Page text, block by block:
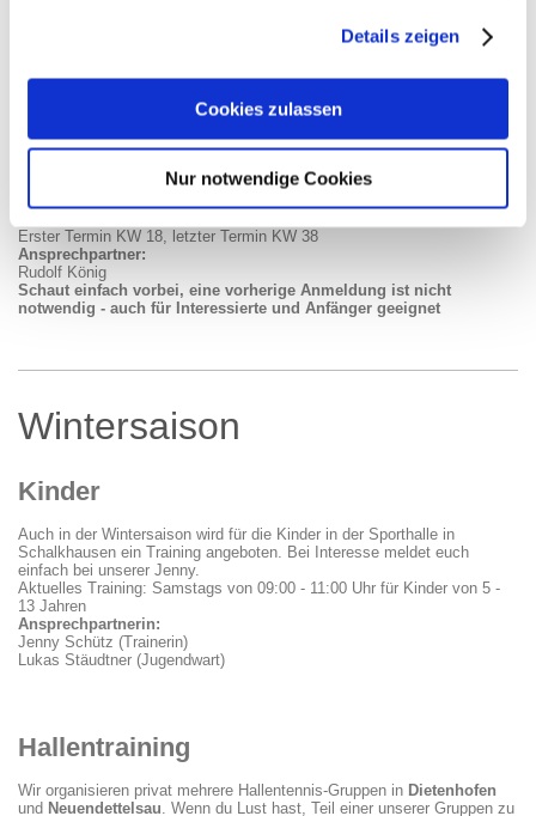
Details zeigen
Cookies zulassen
Nur notwendige Cookies
Die Einteilung erfolgt durch die Trainerin und wird jede Saison neu
Jenny Schütz (Trainerin)
Lukas Stäudtner (Jugendwart)
Spieltreff mit Betreuung
Erster Termin KW 18, letzter Termin KW 38
Ansprechpartner:
Rudolf König
Schaut einfach vorbei, eine vorherige Anmeldung ist nicht
notwendig - auch für Interessierte und Anfänger geeignet
Wintersaison
Kinder
Auch in der Wintersaison wird für die Kinder in der Sporthalle in
Schalkhausen ein Training angeboten. Bei Interesse meldet euch
einfach bei unserer Jenny.
Aktuelles Training: Samstags von 09:00 - 11:00 Uhr für Kinder von 5 -
13 Jahren
Ansprechpartnerin:
Jenny Schütz (Trainerin)
Lukas Stäudtner (Jugendwart)
Hallentraining
Wir organisieren privat mehrere Hallentennis-Gruppen in Dietenhofen
und Neuendettelsau . Wenn du Lust hast, Teil einer unserer Gruppen zu